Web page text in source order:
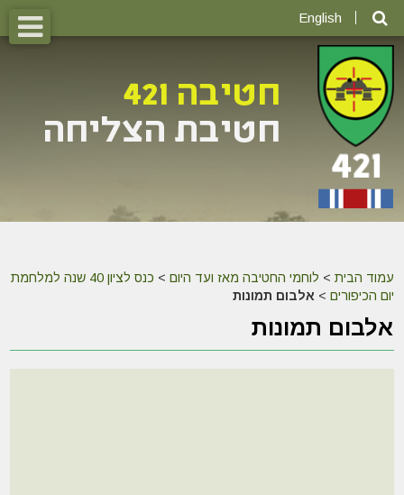
English
עמוד הבית > לוחמי החטיבה מאז ועד היום >
כנס לציון 40 שנה למלחמת
יום הכיפורים > אלבום תמונות
אלבום תמונות